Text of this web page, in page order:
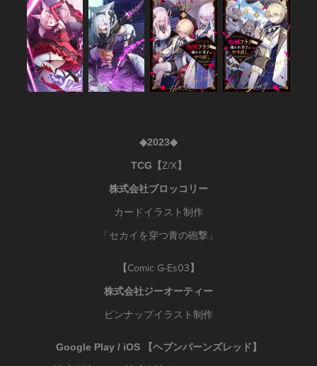
◆2023◆
TCG【Z/X】
株式会社ブロッコリー
カードイラスト制作
「セカイを穿つ青の砲撃」
【Comic G-Es03】
株式会社ジーオーティー
ピンナップイラスト制作
Google Play / iOS 【ヘブンバーンズレッド】